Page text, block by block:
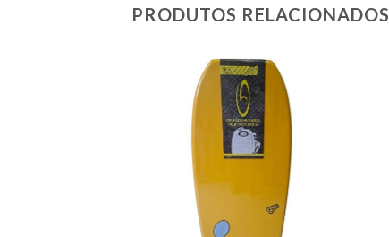
PRODUTOS RELACIONADOS